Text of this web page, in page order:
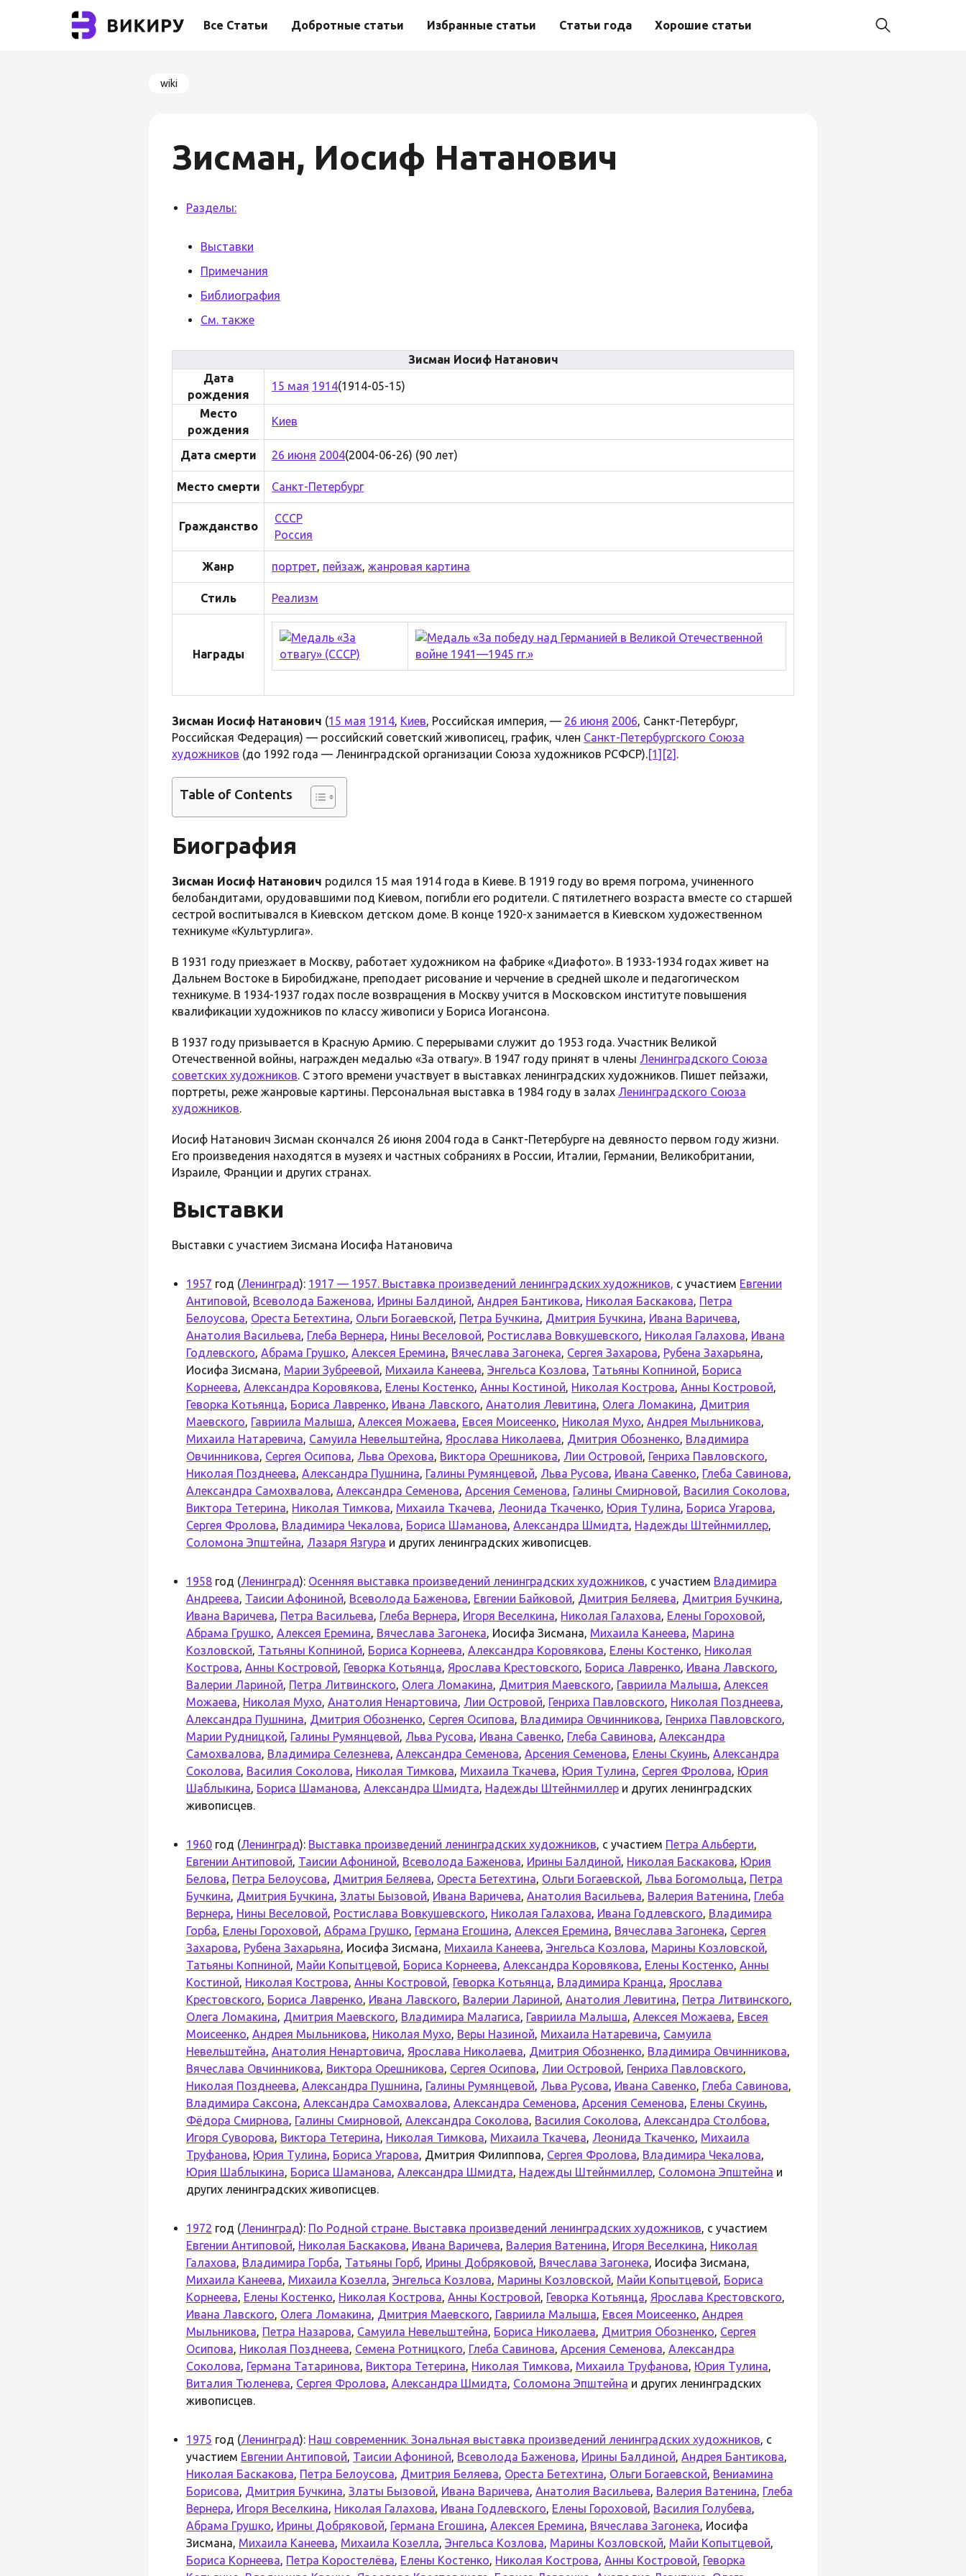
Все Статьи Добротные статьи Избранные статьи Статьи года Хорошие статьи
wiki
Зисман, Иосиф Натанович
Разделы:
Выставки
Примечания
Библиография
См. также
Зисман Иосиф Натанович
Дата
рождения
15 мая 1914(1914-05-15)
Место
рождения
Киев
Дата смерти 26 июня 2004(2004-06-26) (90 лет)
Место смерти Санкт-Петербург
Гражданство
СССР
Россия
Жанр портрет, пейзаж, жанровая картина
Стиль Реализм
Награды
Зисман Иосиф Натанович (15 мая 1914, Киев, Российская империя, — 26 июня 2006, Санкт-Петербург,
Российская Федерация) — российский советский живописец, график, член Санкт-Петербургского Союза
художников (до 1992 года — Ленинградской организации Союза художников РСФСР).[1] [2] .
Table of Contents
Биография
Зисман Иосиф Натанович родился 15 мая 1914 года в Киеве. В 1919 году во время погрома, учиненного
белобандитами, орудовавшими под Киевом, погибли его родители. С пятилетнего возраста вместе со старшей
сестрой воспитывался в Киевском детском доме. В конце 1920-х занимается в Киевском художественном
техникуме «Культурлига».
В 1931 году приезжает в Москву, работает художником на фабрике «Диафото». В 1933-1934 годах живет на
Дальнем Востоке в Биробиджане, преподает рисование и черчение в средней школе и педагогическом
техникуме. В 1934-1937 годах после возвращения в Москву учится в Московском институте повышения
квалификации художников по классу живописи у Бориса Иогансона.
В 1937 году призывается в Красную Армию. С перерывами служит до 1953 года. Участник Великой
Отечественной войны, награжден медалью «За отвагу». В 1947 году принят в члены Ленинградского Союза
советских художников. С этого времени участвует в выставках ленинградских художников. Пишет пейзажи,
портреты, реже жанровые картины. Персональная выставка в 1984 году в залах Ленинградского Союза
художников.
Иосиф Натанович Зисман скончался 26 июня 2004 года в Санкт-Петербурге на девяносто первом году жизни.
Его произведения находятся в музеях и частных собраниях в России, Италии, Германии, Великобритании,
Израиле, Франции и других странах.
Выставки
Выставки с участием Зисмана Иосифа Натановича
1957 год (Ленинград): 1917 — 1957. Выставка произведений ленинградских художников, с участием Евгении
Антиповой, Всеволода Баженова, Ирины Балдиной, Андрея Бантикова, Николая Баскакова, Петра
Белоусова, Ореста Бетехтина, Ольги Богаевской, Петра Бучкина, Дмитрия Бучкина, Ивана Варичева,
Анатолия Васильева, Глеба Вернера, Нины Веселовой, Ростислава Вовкушевского, Николая Галахова, Ивана
Годлевского, Абрама Грушко, Алексея Еремина, Вячеслава Загонека, Сергея Захарова, Рубена Захарьяна,
Иосифа Зисмана, Марии Зубреевой, Михаила Канеева, Энгельса Козлова, Татьяны Копниной, Бориса
Корнеева, Александра Коровякова, Елены Костенко, Анны Костиной, Николая Кострова, Анны Костровой,
Геворка Котьянца, Бориса Лавренко, Ивана Лавского, Анатолия Левитина, Олега Ломакина, Дмитрия
Маевского, Гавриила Малыша, Алексея Можаева, Евсея Моисеенко, Николая Мухо, Андрея Мыльникова,
Михаила Натаревича, Самуила Невельштейна, Ярослава Николаева, Дмитрия Обозненко, Владимира
Овчинникова, Сергея Осипова, Льва Орехова, Виктора Орешникова, Лии Островой, Генриха Павловского,
Николая Позднеева, Александра Пушнина, Галины Румянцевой, Льва Русова, Ивана Савенко, Глеба Савинова,
Александра Самохвалова, Александра Семенова, Арсения Семенова, Галины Смирновой, Василия Соколова,
Виктора Тетерина, Николая Тимкова, Михаила Ткачева, Леонида Ткаченко, Юрия Тулина, Бориса Угарова,
Сергея Фролова, Владимира Чекалова, Бориса Шаманова, Александра Шмидта, Надежды Штейнмиллер,
Соломона Эпштейна, Лазаря Язгура и других ленинградских живописцев.
1958 год (Ленинград): Осенняя выставка произведений ленинградских художников, с участием Владимира
Андреева, Таисии Афониной, Всеволода Баженова, Евгении Байковой, Дмитрия Беляева, Дмитрия Бучкина,
Ивана Варичева, Петра Васильева, Глеба Вернера, Игоря Веселкина, Николая Галахова, Елены Гороховой,
Абрама Грушко, Алексея Еремина, Вячеслава Загонека, Иосифа Зисмана, Михаила Канеева, Марина
Козловской, Татьяны Копниной, Бориса Корнеева, Александра Коровякова, Елены Костенко, Николая
Кострова, Анны Костровой, Геворка Котьянца, Ярослава Крестовского, Бориса Лавренко, Ивана Лавского,
Валерии Лариной, Петра Литвинского, Олега Ломакина, Дмитрия Маевского, Гавриила Малыша, Алексея
Можаева, Николая Мухо, Анатолия Ненартовича, Лии Островой, Генриха Павловского, Николая Позднеева,
Александра Пушнина, Дмитрия Обозненко, Сергея Осипова, Владимира Овчинникова, Генриха Павловского,
Марии Рудницкой, Галины Румянцевой, Льва Русова, Ивана Савенко, Глеба Савинова, Александра
Самохвалова, Владимира Селезнева, Александра Семенова, Арсения Семенова, Елены Скуинь, Александра
Соколова, Василия Соколова, Николая Тимкова, Михаила Ткачева, Юрия Тулина, Сергея Фролова, Юрия
Шаблыкина, Бориса Шаманова, Александра Шмидта, Надежды Штейнмиллер и других ленинградских
живописцев.
1960 год (Ленинград): Выставка произведений ленинградских художников, с участием Петра Альберти,
Евгении Антиповой, Таисии Афониной, Всеволода Баженова, Ирины Балдиной, Николая Баскакова, Юрия
Белова, Петра Белоусова, Дмитрия Беляева, Ореста Бетехтина, Ольги Богаевской, Льва Богомольца, Петра
Бучкина, Дмитрия Бучкина, Златы Бызовой, Ивана Варичева, Анатолия Васильева, Валерия Ватенина, Глеба
Вернера, Нины Веселовой, Ростислава Вовкушевского, Николая Галахова, Ивана Годлевского, Владимира
Горба, Елены Гороховой, Абрама Грушко, Германа Егошина, Алексея Еремина, Вячеслава Загонека, Сергея
Захарова, Рубена Захарьяна, Иосифа Зисмана, Михаила Канеева, Энгельса Козлова, Марины Козловской,
Татьяны Копниной, Майи Копытцевой, Бориса Корнеева, Александра Коровякова, Елены Костенко, Анны
Костиной, Николая Кострова, Анны Костровой, Геворка Котьянца, Владимира Кранца, Ярослава
Крестовского, Бориса Лавренко, Ивана Лавского, Валерии Лариной, Анатолия Левитина, Петра Литвинского,
Олега Ломакина, Дмитрия Маевского, Владимира Малагиса, Гавриила Малыша, Алексея Можаева, Евсея
Моисеенко, Андрея Мыльникова, Николая Мухо, Веры Назиной, Михаила Натаревича, Самуила
Невельштейна, Анатолия Ненартовича, Ярослава Николаева, Дмитрия Обозненко, Владимира Овчинникова,
Вячеслава Овчинникова, Виктора Орешникова, Сергея Осипова, Лии Островой, Генриха Павловского,
Николая Позднеева, Александра Пушнина, Галины Румянцевой, Льва Русова, Ивана Савенко, Глеба Савинова,
Владимира Саксона, Александра Самохвалова, Александра Семенова, Арсения Семенова, Елены Скуинь,
Фёдора Смирнова, Галины Смирновой, Александра Соколова, Василия Соколова, Александра Столбова,
Игоря Суворова, Виктора Тетерина, Николая Тимкова, Михаила Ткачева, Леонида Ткаченко, Михаила
Труфанова, Юрия Тулина, Бориса Угарова, Дмитрия Филиппова, Сергея Фролова, Владимира Чекалова,
Юрия Шаблыкина, Бориса Шаманова, Александра Шмидта, Надежды Штейнмиллер, Соломона Эпштейна и
других ленинградских живописцев.
1972 год (Ленинград): По Родной стране. Выставка произведений ленинградских художников, с участием
Евгении Антиповой, Николая Баскакова, Ивана Варичева, Валерия Ватенина, Игоря Веселкина, Николая
Галахова, Владимира Горба, Татьяны Горб, Ирины Добряковой, Вячеслава Загонека, Иосифа Зисмана,
Михаила Канеева, Михаила Козелла, Энгельса Козлова, Марины Козловской, Майи Копытцевой, Бориса
Корнеева, Елены Костенко, Николая Кострова, Анны Костровой, Геворка Котьянца, Ярослава Крестовского,
Ивана Лавского, Олега Ломакина, Дмитрия Маевского, Гавриила Малыша, Евсея Моисеенко, Андрея
Мыльникова, Петра Назарова, Самуила Невельштейна, Бориса Николаева, Дмитрия Обозненко, Сергея
Осипова, Николая Позднеева, Семена Ротницкого, Глеба Савинова, Арсения Семенова, Александра
Соколова, Германа Татаринова, Виктора Тетерина, Николая Тимкова, Михаила Труфанова, Юрия Тулина,
Виталия Тюленева, Сергея Фролова, Александра Шмидта, Соломона Эпштейна и других ленинградских
живописцев.
1975 год (Ленинград): Наш современник. Зональная выставка произведений ленинградских художников, с
участием Евгении Антиповой, Таисии Афониной, Всеволода Баженова, Ирины Балдиной, Андрея Бантикова,
Николая Баскакова, Петра Белоусова, Дмитрия Беляева, Ореста Бетехтина, Ольги Богаевской, Вениамина
Борисова, Дмитрия Бучкина, Златы Бызовой, Ивана Варичева, Анатолия Васильева, Валерия Ватенина, Глеба
Вернера, Игоря Веселкина, Николая Галахова, Ивана Годлевского, Елены Гороховой, Василия Голубева,
Абрама Грушко, Ирины Добряковой, Германа Егошина, Алексея Еремина, Вячеслава Загонека, Иосифа
Зисмана, Михаила Канеева, Михаила Козелла, Энгельса Козлова, Марины Козловской, Майи Копытцевой,
Бориса Корнеева, Петра Коростелёва, Елены Костенко, Николая Кострова, Анны Костровой, Геворка